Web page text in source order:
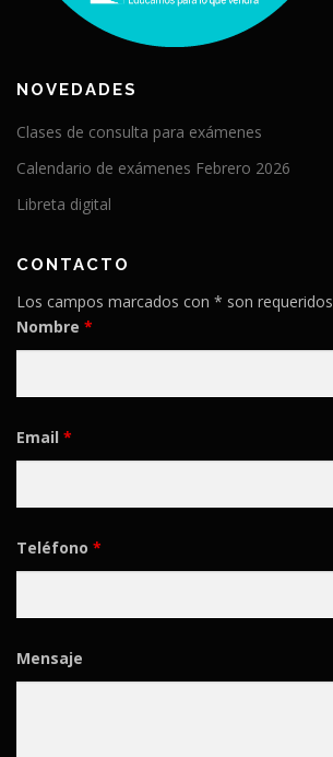
NOVEDADES
Clases de consulta para exámenes
Calendario de exámenes Febrero 2026
Libreta digital
CONTACTO
Los campos marcados con * son requeridos
Nombre *
Email *
Teléfono *
Mensaje